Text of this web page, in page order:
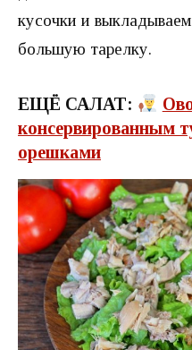
кусочки и
большую тарелку.
ЕЩЁ САЛАТ:
консервированным
орешками